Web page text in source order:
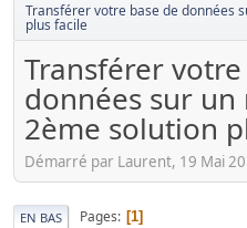
Transférer votre base de données
plus facile
Transférer
données sur un
2ème solution
Démarré par Laurent, 19 Mai
EN BAS Pages 1